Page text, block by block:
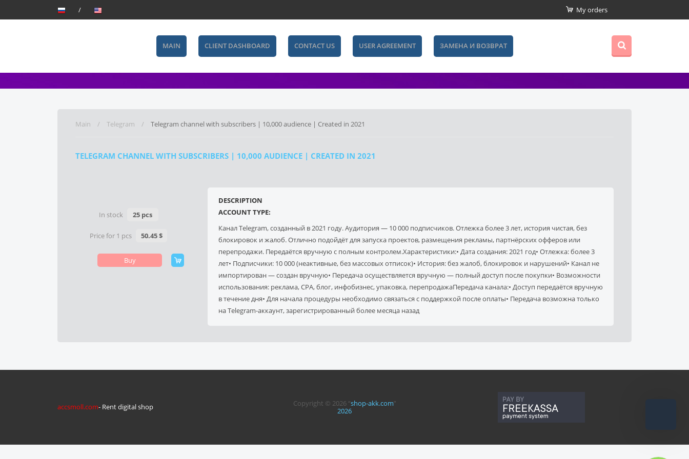
My orders
MAIN CLIENT DASHBOARD CONTACT US USER AGREEMENT ЗАМЕНА И ВОЗВРАТ
Main Telegram Telegram channel with subscribers | 10,000 audience | Created in 2021
TELEGRAM CHANNEL WITH SUBSCRIBERS | 10,000 AUDIENCE | CREATED IN 2021
In stock 25 pcs
Price for 1 pcs 50.45 $
Buy
DESCRIPTION
ACCOUNT TYPE:
Канал Telegram, созданный в 2021 году. Аудитория — 10 000 подписчиков. Отлежка более 3 лет, история чистая, без
блокировок и жалоб. Отлично подойдёт для запуска проектов, размещения рекламы, партнёрских офферов или
перепродажи. Передаётся вручную с полным контролем.Характеристики:• Дата создания: 2021 год• Отлежка: более 3
лет• Подписчики: 10 000 (неактивные, без массовых отписок)• История: без жалоб, блокировок и нарушений• Канал не
импортирован — создан вручную• Передача осуществляется вручную — полный доступ после покупки• Возможности
использования: реклама, CPA, блог, инфобизнес, упаковка, перепродажаПередача канала:• Доступ передаётся вручную
в течение дня• Для начала процедуры необходимо связаться с поддержкой после оплаты• Передача возможна только
на Telegram-аккаунт, зарегистрированный более месяца назад
accsmoll.com- Rent digital shop Copyright © 2026 “shop-akk.com”
2026
Count items in basket
Price without discount